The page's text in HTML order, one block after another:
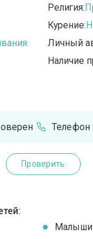
Религия:
Курение:
Личный
Наличие
Телефон
Проверить
Малыши